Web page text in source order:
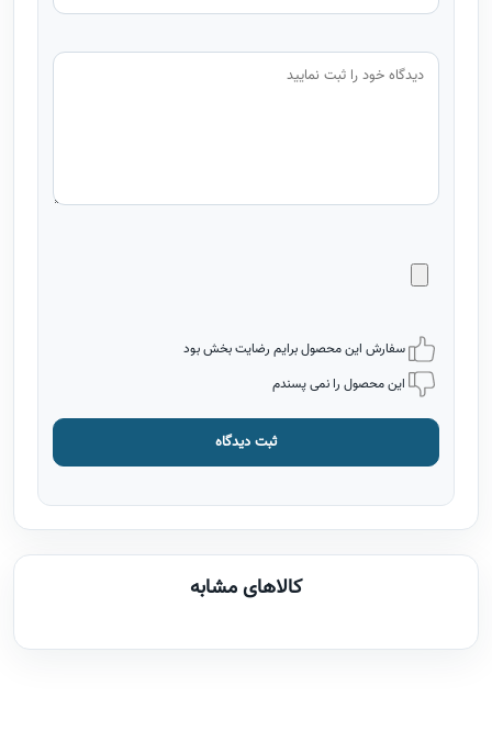
سفارش این محصول برایم رضایت بخش بود
این محصول را نمی پسندم
ثبت دیدگاه
کالاهای مشابه